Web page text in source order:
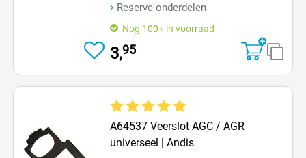
Reserve onderdelen
Nog 100+ in voorraad
3,95
A64537 Veerslot AGC / AGR
universeel | Andis